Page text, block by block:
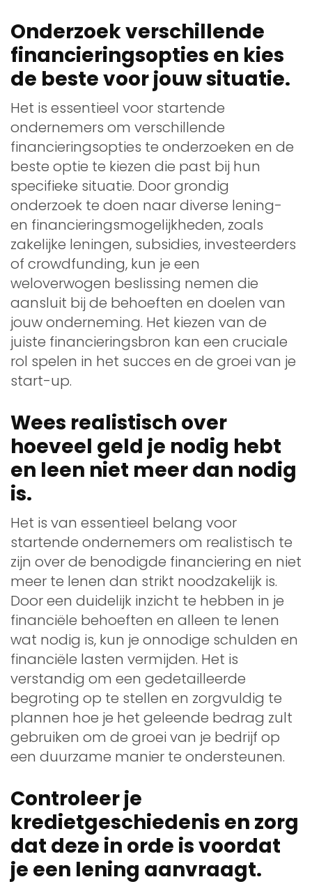
Onderzoek verschillende
financieringsopties en kies
de beste voor jouw situatie.
Het is essentieel voor startende
ondernemers om verschillende
financieringsopties te onderzoeken en de
beste optie te kiezen die past bij hun
specifieke situatie. Door grondig
onderzoek te doen naar diverse lening-
en financieringsmogelijkheden, zoals
zakelijke leningen, subsidies, investeerders
of crowdfunding, kun je een
weloverwogen beslissing nemen die
aansluit bij de behoeften en doelen van
jouw onderneming. Het kiezen van de
juiste financieringsbron kan een cruciale
rol spelen in het succes en de groei van je
start-up.
Wees realistisch over
hoeveel geld je nodig hebt
en leen niet meer dan nodig
is.
Het is van essentieel belang voor
startende ondernemers om realistisch te
zijn over de benodigde financiering en niet
meer te lenen dan strikt noodzakelijk is.
Door een duidelijk inzicht te hebben in je
financiële behoeften en alleen te lenen
wat nodig is, kun je onnodige schulden en
financiële lasten vermijden. Het is
verstandig om een gedetailleerde
begroting op te stellen en zorgvuldig te
plannen hoe je het geleende bedrag zult
gebruiken om de groei van je bedrijf op
een duurzame manier te ondersteunen.
Controleer je
kredietgeschiedenis en zorg
dat deze in orde is voordat
je een lening aanvraagt.